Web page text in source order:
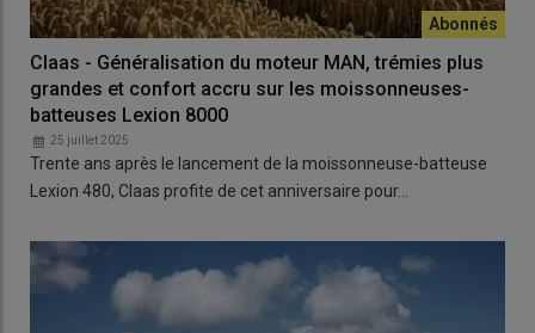
Claas - Généralisation du moteur MAN, trémies plus
grandes et confort accru sur les moissonneuses-
batteuses Lexion 8000
25 juillet 2025
Trente ans après le lancement de la moissonneuse-batteuse
Lexion 480, Claas profite de cet anniversaire pour…